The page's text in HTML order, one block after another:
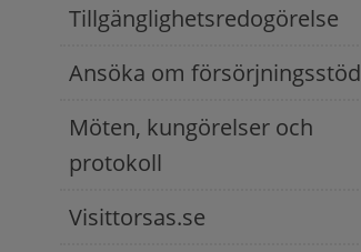
Tillgänglighetsredogörelse
Ansöka om försörjningsstöd
Möten, kungörelser och
protokoll
Visittorsas.se